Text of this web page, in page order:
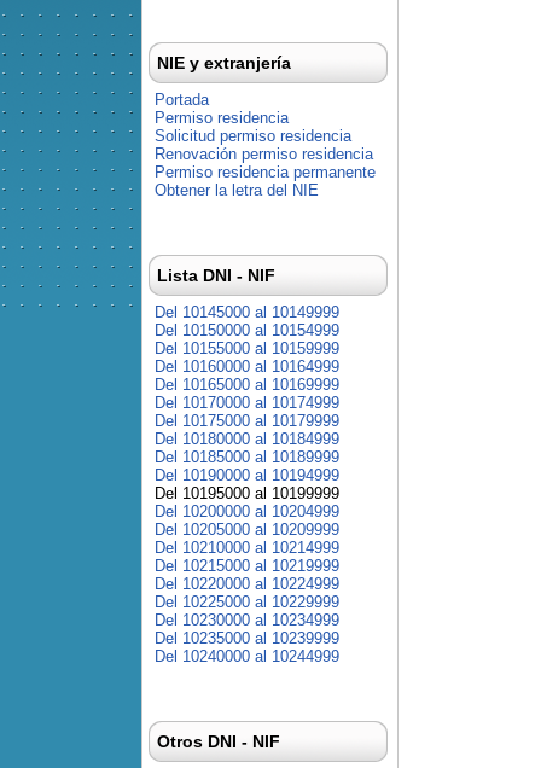
NIE y extranjería
Portada
Permiso residencia
Solicitud permiso residencia
Renovación permiso residencia
Permiso residencia permanente
Obtener la letra del NIE
Lista DNI - NIF
Del 10145000 al 10149999
Del 10150000 al 10154999
Del 10155000 al 10159999
Del 10160000 al 10164999
Del 10165000 al 10169999
Del 10170000 al 10174999
Del 10175000 al 10179999
Del 10180000 al 10184999
Del 10185000 al 10189999
Del 10190000 al 10194999
Del 10195000 al 10199999
Del 10200000 al 10204999
Del 10205000 al 10209999
Del 10210000 al 10214999
Del 10215000 al 10219999
Del 10220000 al 10224999
Del 10225000 al 10229999
Del 10230000 al 10234999
Del 10235000 al 10239999
Del 10240000 al 10244999
Otros DNI - NIF